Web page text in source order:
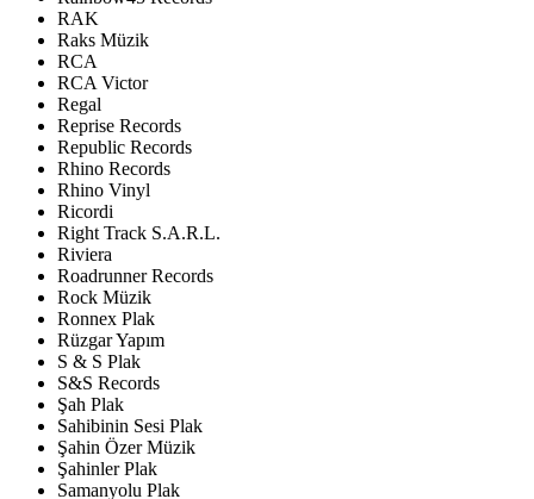
RAK
Raks Müzik
RCA
RCA Victor
Regal
Reprise Records
Republic Records
Rhino Records
Rhino Vinyl
Ricordi
Right Track S.A.R.L.
Riviera
Roadrunner Records
Rock Müzik
Ronnex Plak
Rüzgar Yapım
S & S Plak
S&S Records
Şah Plak
Sahibinin Sesi Plak
Şahin Özer Müzik
Şahinler Plak
Samanyolu Plak